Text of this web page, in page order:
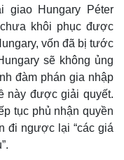
giao Hungary Péter
khôi phục được
vốn đã bị tước
sẽ không ủng
đàm phán gia nhập
này được giải quyết.
tục phủ nhận quyền
đi ngược lại “các giá